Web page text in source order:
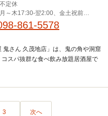
不定休
月～木17:30-翌2:00、金土祝前17:
3:00（LO翌2:30）
861-5578
さん 久茂地店」は、鬼の角や洞窟
スパ抜群な食べ飲み放題居酒屋で
3 次へ